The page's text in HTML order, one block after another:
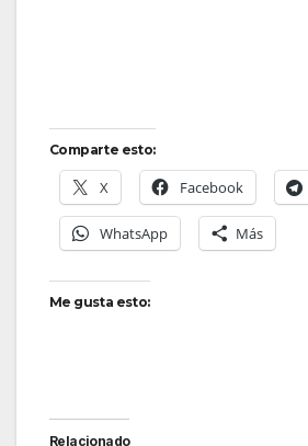
Comparte esto:
X Facebook
WhatsApp Más
Me gusta esto:
Relacionado